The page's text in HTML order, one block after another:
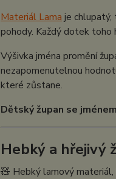
Materiál Lama je
pohody. Každý dotek toho
Výšivka jména promění
nezapomenutelnou
které zůstane.
Dětský župan se jménem
Hebký a hřejivý
🧸 Hebký lamový